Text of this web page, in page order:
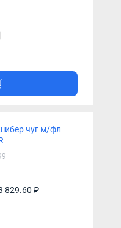
чуг м/фл
829.60 ₽